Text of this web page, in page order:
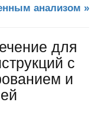
анализом »
для
с
и